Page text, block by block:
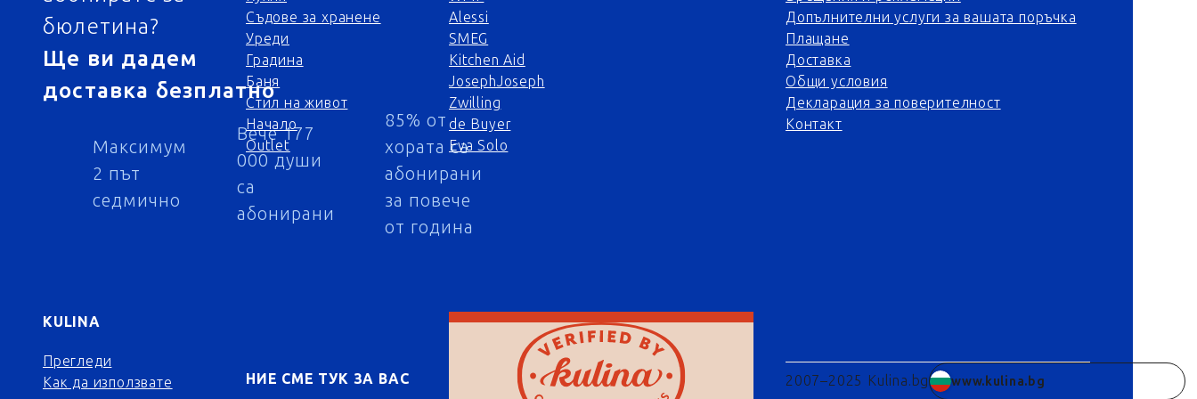
бюлетина?
Ще ви дадем
доставка безплатно
Максимум
2 път
седмично
Вече 177
000 души
са
абонирани
85% от
хората са
абонирани
за повече
от година
Съдове за хранене
Уреди
Градина
Баня
Стил на живот
Начало
Outlet
Alessi
SMEG
Kitchen Aid
JosephJoseph
Zwilling
de Buyer
Eva Solo
Допълнителни услуги за вашата поръчка
Плащане
Доставка
Общи условия
Декларация за поверителност
Контакт
KULINA
Прегледи
Как да използвате
НИЕ СМЕ ТУК ЗА ВАС 2007–2025 Kulina.bg www.kulina.bg